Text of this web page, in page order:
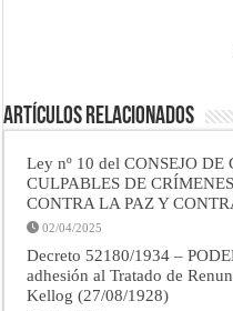
Artículos Relacionados
Ley nº 10 del CONSEJO
CULPABLES DE
CONTRA LA PAZ Y
02/04/2025
Decreto 52180/1934 –
adhesión al Tratado de
Kellog (27/08/1928)